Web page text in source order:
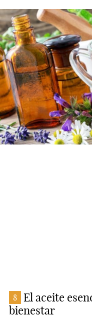
8
El aceite
bienestar